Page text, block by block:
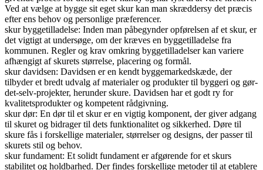
Ved at vælge at bygge sit eget skur kan man skræddersy det præcis
efter ens behov og personlige præferencer.
skur byggetilladelse: Inden man påbegynder opførelsen af et skur, er
det vigtigt at undersøge, om der kræves en byggetilladelse fra
kommunen. Regler og krav omkring byggetilladelser kan variere
afhængigt af skurets størrelse, placering og formål.
skur davidsen: Davidsen er en kendt byggemarkedskæde, der
tilbyder et bredt udvalg af materialer og produkter til byggeri og gør-
det-selv-projekter, herunder skure. Davidsen har et godt ry for
kvalitetsprodukter og kompetent rådgivning.
skur dør: En dør til et skur er en vigtig komponent, der giver adgang
til skuret og bidrager til dets funktionalitet og sikkerhed. Døre til
skure fås i forskellige materialer, størrelser og designs, der passer til
skurets stil og behov.
skur fundament: Et solidt fundament er afgørende for et skurs
stabilitet og holdbarhed. Der findes forskellige metoder til at etablere